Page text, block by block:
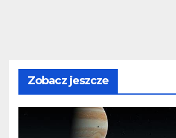
Zobacz jeszcze